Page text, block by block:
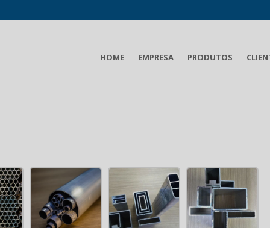
HOME EMPRESA PRODUTOS